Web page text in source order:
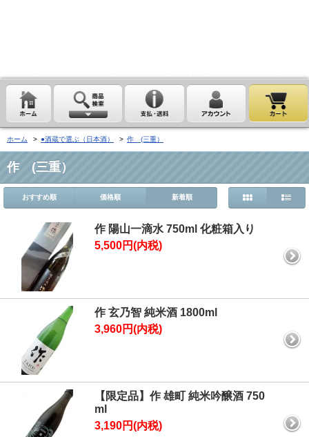
ホーム > ●酒蔵で選ぶ（日本酒） > 作 (三重）
作 (三重）
おすすめ順 価格順 新着順
作 陽山一滴水 750ml 化粧箱入り
5,500円(内税)
作 玄乃智 純米酒 1800ml
3,960円(内税)
【限定品】作 雄町 純米吟醸酒 750
ml
3,190円(内税)